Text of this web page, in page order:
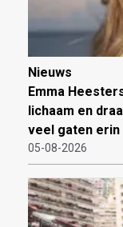
Nieuws
Emma
lichaam en
veel gaten erin
05-08-2026